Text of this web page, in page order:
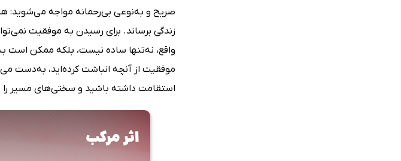
صریح و به‌نوعی بی‌رحمانه مواجه می‌شوید:
زندگی برساند. برای رسیدن به موفقیت
واقع، نه‌تنها ساده نیست، بلکه ممکن است
موفقیت از آنچه انباشت‌ کرده‌اید، به‌دست
استقامت داشته باشید و سختی‌های مسیر را